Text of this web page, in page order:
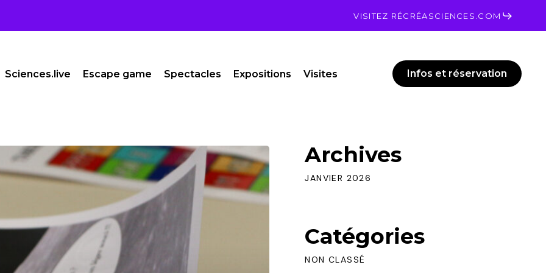
VISITEZ RÉCRÉASCIENCES.COM
Sciences.live Escape game Spectacles Expositions Visites Infos et réservation
Archives
JANVIER 2026
Catégories
NON CLASSÉ